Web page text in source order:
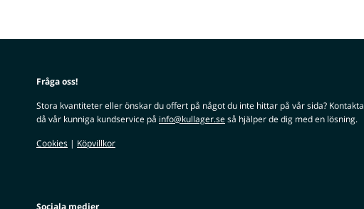
Fråga oss!
Stora kvantiteter eller önskar du offert på något du inte hittar på vår sida? Kontakta
då vår kunniga kundservice på info@kullager.seså hjälper de dig med en lösning.
Cookies | Köpvillkor
Sociala medier